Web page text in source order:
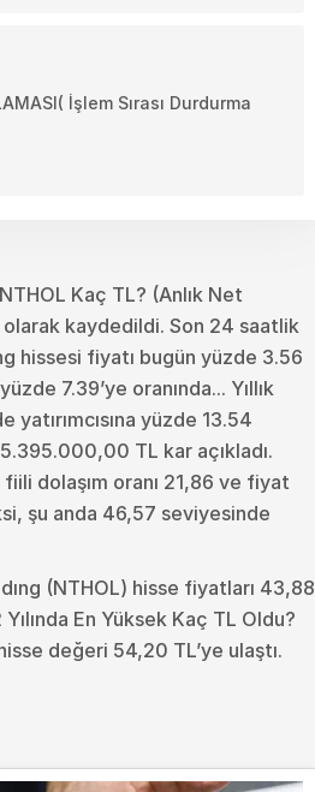
İşlem Sırası Durdurma
Kaç TL? (Anlık Net
olarak kaydedildi. Son 24 saatlik
hissesi fiyatı bugün yüzde 3.56
7.39’ye oranında... Yıllık
yatırımcısına yüzde 13.54
TL kar açıkladı.
dolaşım oranı 21,86 ve fiyat
şu anda 46,57 seviyesinde
(NTHOL) hisse fiyatları 43,88
En Yüksek Kaç TL Oldu?
değeri 54,20 TL’ye ulaştı.